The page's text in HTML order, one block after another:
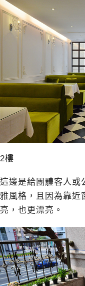
2樓
這邊是給團體客人或
雅風格，且因為靠近
亮，也更漂亮。